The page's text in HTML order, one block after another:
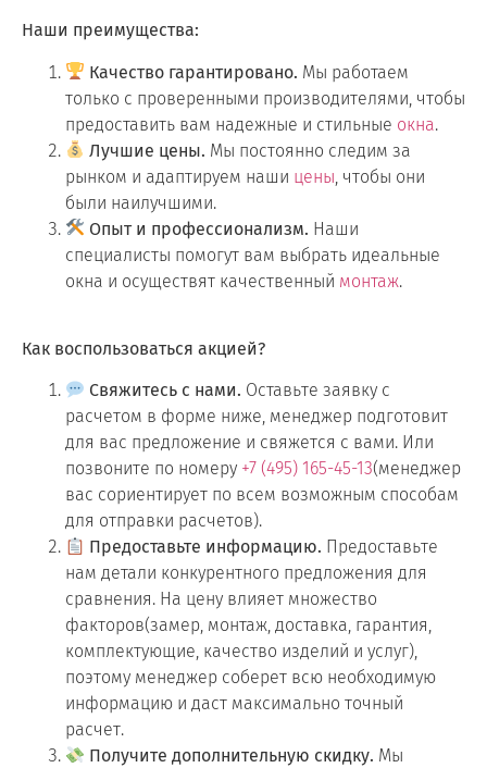
Наши преимущества:
Качество гарантировано. Мы работаем
только с проверенными производителями, чтобы
предоставить вам надежные и стильные окна.
Лучшие цены. Мы постоянно следим за
рынком и адаптируем наши цены , чтобы они
были наилучшими.
Опыт и профессионализм. Наши
специалисты помогут вам выбрать идеальные
окна и осуществят качественный монтаж.
Как воспользоваться акцией?
Свяжитесь с нами. Оставьте заявку с
расчетом в форме ниже, менеджер подготовит
для вас предложение и свяжется с вами. Или
позвоните по номеру +7 (495) 165-45-13(менеджер
вас сориентирует по всем возможным способам
для отправки расчетов).
Предоставьте информацию. Предоставьте
нам детали конкурентного предложения для
сравнения. На цену влияет множество
факторов(замер, монтаж, доставка, гарантия,
комплектующие, качество изделий и услуг),
поэтому менеджер соберет всю необходимую
информацию и даст максимально точный
расчет.
Получите дополнительную скидку. Мы